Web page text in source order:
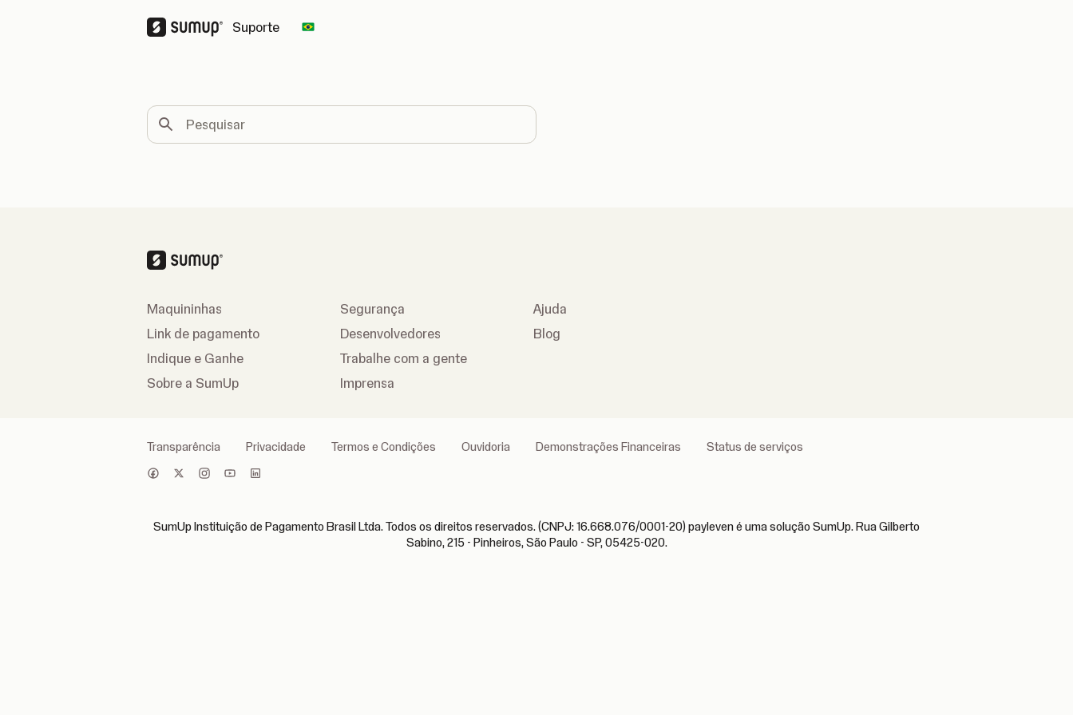
Suporte Change country
Pesquisar
Maquininhas
Link de pagamento
Indique e Ganhe
Sobre a SumUp
Segurança
Desenvolvedores
Trabalhe com a gente
Imprensa
Ajuda
Blog
Transparência Privacidade Termos e Condições Ouvidoria Demonstrações Financeiras Status de serviços
SumUp Instituição de Pagamento Brasil Ltda. Todos os direitos reservados. (CNPJ: 16.668.076/0001-20) payleven é uma solução SumUp. Rua Gilberto
Sabino, 215 - Pinheiros, São Paulo - SP, 05425-020.